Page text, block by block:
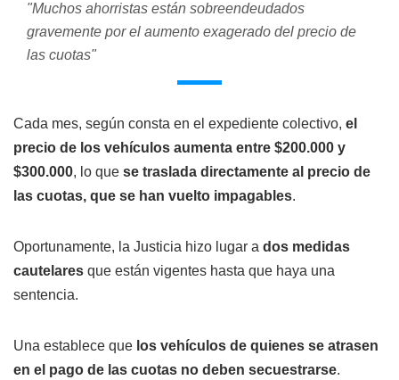
"Muchos ahorristas están sobreendeudados
gravemente por el aumento exagerado del precio de
las cuotas"
Cada mes, según consta en el expediente colectivo, el
precio de los vehículos aumenta entre $200.000 y
$300.000, lo que se traslada directamente al precio de
las cuotas, que se han vuelto impagables.
Oportunamente, la Justicia hizo lugar a dos medidas
cautelares que están vigentes hasta que haya una
sentencia.
Una establece que los vehículos de quienes se atrasen
en el pago de las cuotas no deben secuestrarse.